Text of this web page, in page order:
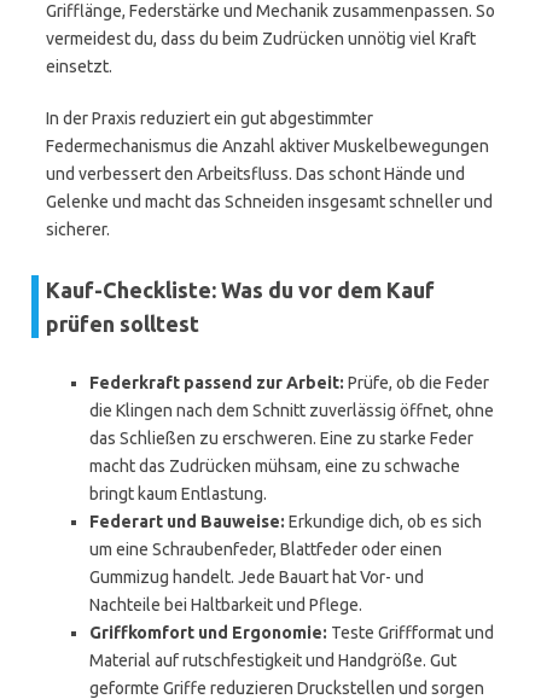
Grifflänge, Federstärke und Mechanik zusammenpassen. So
vermeidest du, dass du beim Zudrücken unnötig viel Kraft
einsetzt.
In der Praxis reduziert ein gut abgestimmter
Federmechanismus die Anzahl aktiver Muskelbewegungen
und verbessert den Arbeitsfluss. Das schont Hände und
Gelenke und macht das Schneiden insgesamt schneller und
sicherer.
Kauf-Checkliste: Was du vor dem Kauf
prüfen solltest
Federkraft passend zur Arbeit: Prüfe, ob die Feder
die Klingen nach dem Schnitt zuverlässig öffnet, ohne
das Schließen zu erschweren. Eine zu starke Feder
macht das Zudrücken mühsam, eine zu schwache
bringt kaum Entlastung.
Federart und Bauweise: Erkundige dich, ob es sich
um eine Schraubenfeder, Blattfeder oder einen
Gummizug handelt. Jede Bauart hat Vor- und
Nachteile bei Haltbarkeit und Pflege.
Griffkomfort und Ergonomie: Teste Griffformat und
Material auf rutschfestigkeit und Handgröße. Gut
geformte Griffe reduzieren Druckstellen und sorgen